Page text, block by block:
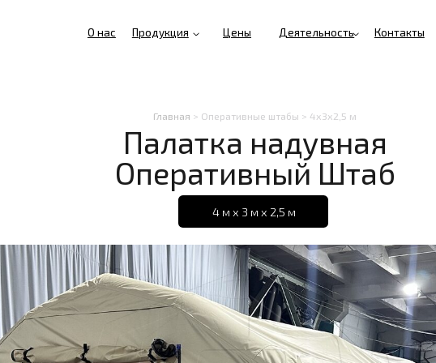
Контакты
Продукция Деятельность
Цены
Палатка надувная
Оперативный Штаб
4 м х 3 м х 2,5 м